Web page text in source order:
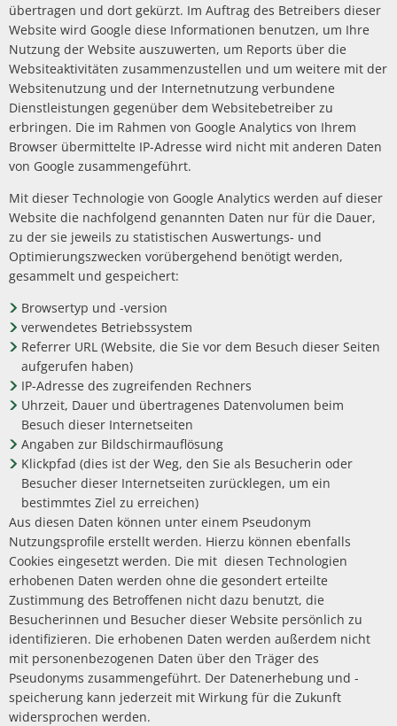
übertragen und dort gekürzt. Im Auftrag des Betreibers dieser
Website wird Google diese Informationen benutzen, um Ihre
Nutzung der Website auszuwerten, um Reports über die
Websiteaktivitäten zusammenzustellen und um weitere mit der
Websitenutzung und der Internetnutzung verbundene
Dienstleistungen gegenüber dem Websitebetreiber zu
erbringen. Die im Rahmen von Google Analytics von Ihrem
Browser übermittelte IP-Adresse wird nicht mit anderen Daten
von Google zusammengeführt.
Mit dieser Technologie von Google Analytics werden auf dieser
Website die nachfolgend genannten Daten nur für die Dauer,
zu der sie jeweils zu statistischen Auswertungs- und
Optimierungszwecken vorübergehend benötigt werden,
gesammelt und gespeichert:
Browsertyp und -version
verwendetes Betriebssystem
Referrer URL (Website, die Sie vor dem Besuch dieser Seiten
aufgerufen haben)
IP-Adresse des zugreifenden Rechners
Uhrzeit, Dauer und übertragenes Datenvolumen beim
Besuch dieser Internetseiten
Angaben zur Bildschirmauflösung
Klickpfad (dies ist der Weg, den Sie als Besucherin oder
Besucher dieser Internetseiten zurücklegen, um ein
bestimmtes Ziel zu erreichen)
Aus diesen Daten können unter einem Pseudonym
Nutzungsprofile erstellt werden. Hierzu können ebenfalls
Cookies eingesetzt werden. Die mit diesen Technologien
erhobenen Daten werden ohne die gesondert erteilte
Zustimmung des Betroffenen nicht dazu benutzt, die
Besucherinnen und Besucher dieser Website persönlich zu
identifizieren. Die erhobenen Daten werden außerdem nicht
mit personenbezogenen Daten über den Träger des
Pseudonyms zusammengeführt. Der Datenerhebung und -
speicherung kann jederzeit mit Wirkung für die Zukunft
widersprochen werden.